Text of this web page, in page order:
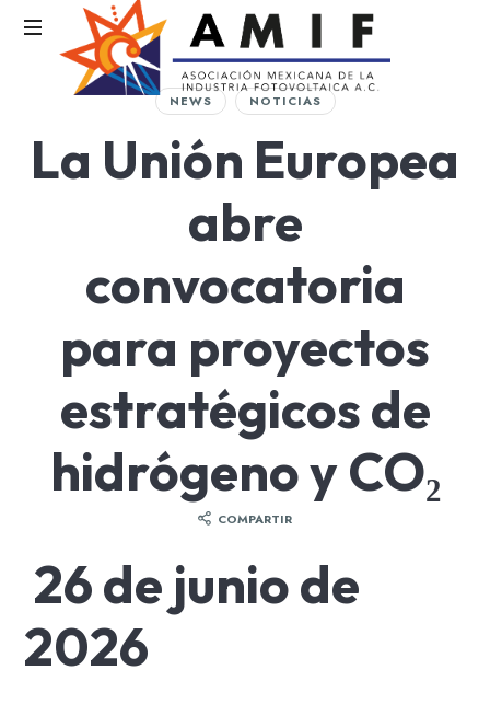
AMIF
de
NEWS NOTICIAS
La Unión Europea
abre
convocatoria
para proyectos
estratégicos de
hidrógeno y CO₂
COMPARTIR
26 de junio de
2026